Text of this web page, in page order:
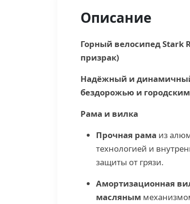
Описание
Горный велосипед
призрак)
Надёжный и динамичный
бездорожью и
Рама и вилка
Прочная рама из
технологией и
защиты от грязи.
Амортизационная
масляным